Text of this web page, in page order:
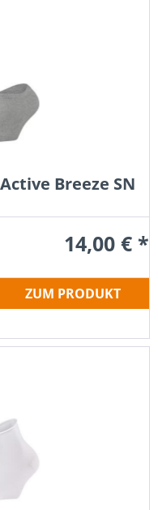
Breeze SN
14,00 € *
ZUM PRODUKT